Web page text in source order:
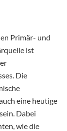
Primär- und
ist
Die
eine heutige
Dabei
wie die